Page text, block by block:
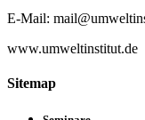
E-Mail:
www.umweltinstitut.de
Sitemap